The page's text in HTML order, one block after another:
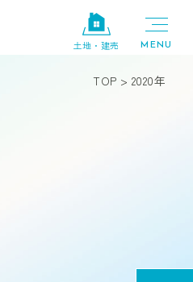
土地・建売
TOP > 2020年